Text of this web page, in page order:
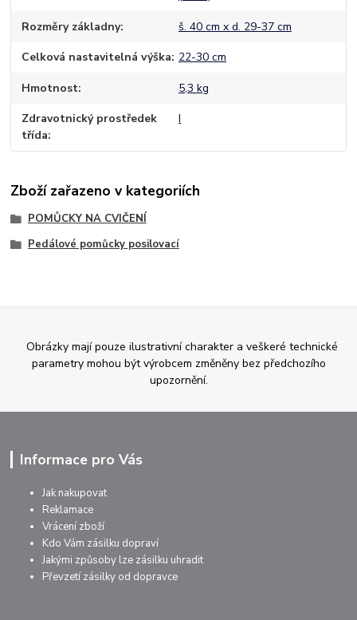
Rozměry základny š. 40 cm x d. 29-37 cm
Celková nastavitelná výška 22-30 cm
Hmotnost 5,3 kg
Zdravotnický prostředek
třída
I
Zboží zařazeno v kategoriích
POMŮCKY NA CVIČENÍ
Pedálové pomůcky posilovací
Obrázky mají pouze ilustrativní charakter a veškeré technické
parametry mohou být výrobcem změněny bez předchozího
upozornění.
Informace pro Vás
Jak nakupovat
Reklamace
Vrácení zboží
Kdo Vám zásilku dopraví
Jakými způsoby lze zásilku uhradit
Převzetí zásilky od dopravce